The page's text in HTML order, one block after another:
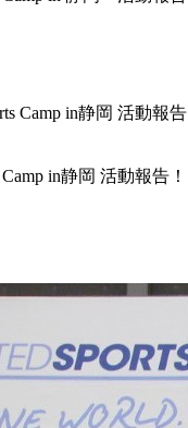
in静岡 活動報告！